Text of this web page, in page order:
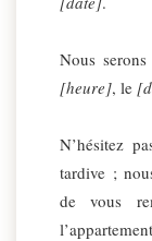
Nous
[heure], le
N’hésitez
tardive ;
de vous